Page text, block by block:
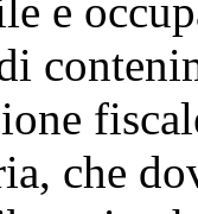
e
che